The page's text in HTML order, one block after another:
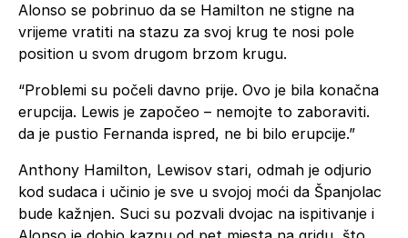
Alonso se pobrinuo da se Hamilton ne stigne na
vrijeme vratiti na stazu za svoj krug te nosi pole
position u svom drugom brzom krugu.
“Problemi su počeli davno prije. Ovo je bila konačna
erupcija. Lewis je započeo – nemojte to zaboraviti.
da je pustio Fernanda ispred, ne bi bilo erupcije.”
Anthony Hamilton, Lewisov stari, odmah je odjurio
kod sudaca i učinio je sve u svojoj moći da Španjolac
bude kažnjen. Suci su pozvali dvojac na ispitivanje i